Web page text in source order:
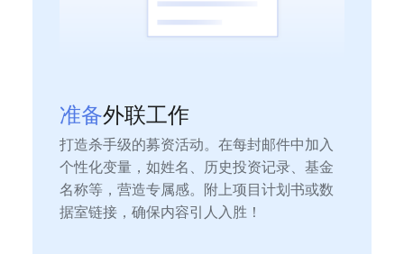
准备外联工作
打造杀手级的募资活动。在每封邮件中加入
个性化变量，如姓名、历史投资记录、基金
名称等，营造专属感。附上项目计划书或数
据室链接，确保内容引人入胜！